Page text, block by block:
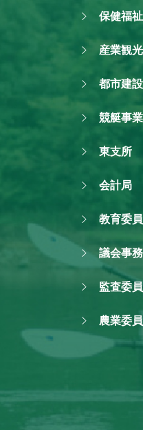
保健福
産業観
都市建
競艇事
東支所
会計局
教育委
議会事
監査委
農業委